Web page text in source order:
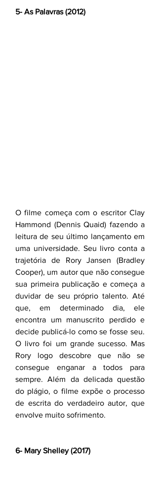
5- As Palavras (2012)
O filme começa com o escritor Clay
Hammond (Dennis Quaid) fazendo a
leitura de seu último lançamento em
uma universidade. Seu livro conta a
trajetória de Rory Jansen (Bradley
Cooper), um autor que não consegue
sua primeira publicação e começa a
duvidar de seu próprio talento. Até
que, em determinado dia, ele
encontra um manuscrito perdido e
decide publicá-lo como se fosse seu.
O livro foi um grande sucesso. Mas
Rory logo descobre que não se
consegue enganar a todos para
sempre. Além da delicada questão
do plágio, o filme expõe o processo
de escrita do verdadeiro autor, que
envolve muito sofrimento.
6- Mary Shelley (2017)